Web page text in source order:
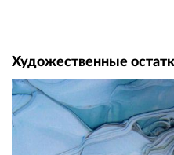
Художественные